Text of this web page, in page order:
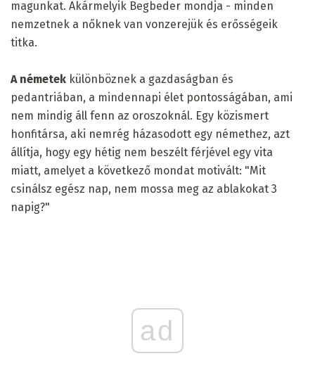
magunkat. Akármelyik Begbeder mondja - minden
nemzetnek a nőknek van vonzerejük és erősségeik
titka.
A németek különböznek a gazdaságban és
pedantriában, a mindennapi élet pontosságában, ami
nem mindig áll fenn az oroszoknál. Egy közismert
honfitársa, aki nemrég házasodott egy némethez, azt
állítja, hogy egy hétig nem beszélt férjével egy vita
miatt, amelyet a következő mondat motivált: "Mit
csinálsz egész nap, nem mossa meg az ablakokat 3
napig?"
ad